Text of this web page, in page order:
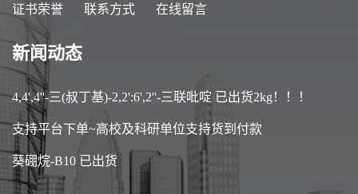
证书荣誉 联系方式 在线留言
新闻动态
4,4',4''-三(叔丁基)-2,2':6',2''-三联吡啶 已出货2kg！！！
支持平台下单~高校及科研单位支持货到付款
葵硼烷-B10 已出货